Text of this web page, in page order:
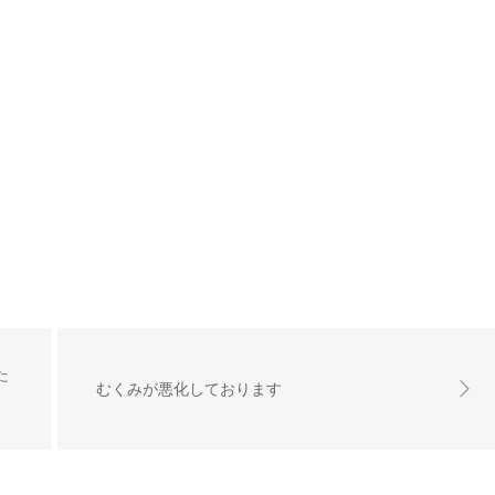
むくみが悪化しております